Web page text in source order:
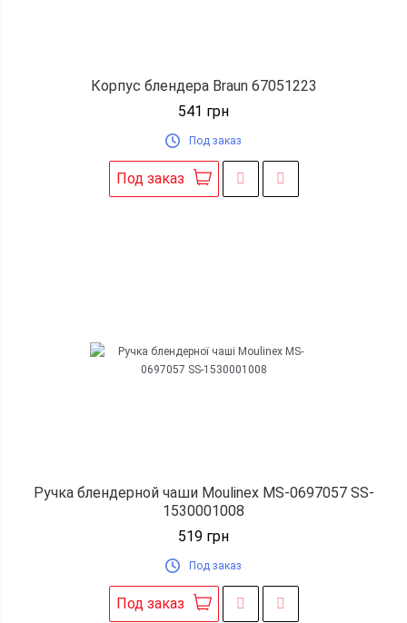
Корпус блендера Braun 67051223
541 грн
Под заказ
Под заказ
Ручка блендерной чаши Moulinex MS-0697057 SS-
1530001008
519 грн
Под заказ
Под заказ